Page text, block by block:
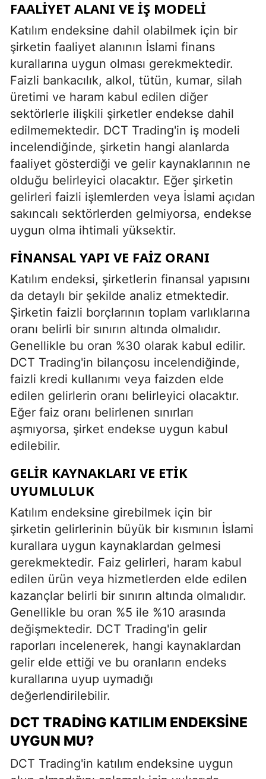
FAALIYET ALANI VE İŞ MODELI
Katılım endeksine dahil olabilmek için bir
şirketin faaliyet alanının İslami finans
kurallarına uygun olması gerekmektedir.
Faizli bankacılık, alkol, tütün, kumar, silah
üretimi ve haram kabul edilen diğer
sektörlerle ilişkili şirketler endekse dahil
edilmemektedir. DCT Trading'in iş modeli
incelendiğinde, şirketin hangi alanlarda
faaliyet gösterdiği ve gelir kaynaklarının ne
olduğu belirleyici olacaktır. Eğer şirketin
gelirleri faizli işlemlerden veya İslami açıdan
sakıncalı sektörlerden gelmiyorsa, endekse
uygun olma ihtimali yüksektir.
FINANSAL YAPI VE FAIZ ORANI
Katılım endeksi, şirketlerin finansal yapısını
da detaylı bir şekilde analiz etmektedir.
Şirketin faizli borçlarının toplam varlıklarına
oranı belirli bir sınırın altında olmalıdır.
Genellikle bu oran %30 olarak kabul edilir.
DCT Trading'in bilançosu incelendiğinde,
faizli kredi kullanımı veya faizden elde
edilen gelirlerin oranı belirleyici olacaktır.
Eğer faiz oranı belirlenen sınırları
aşmıyorsa, şirket endekse uygun kabul
edilebilir.
GELIR KAYNAKLARI VE ETIK
UYUMLULUK
Katılım endeksine girebilmek için bir
şirketin gelirlerinin büyük bir kısmının İslami
kurallara uygun kaynaklardan gelmesi
gerekmektedir. Faiz gelirleri, haram kabul
edilen ürün veya hizmetlerden elde edilen
kazançlar belirli bir sınırın altında olmalıdır.
Genellikle bu oran %5 ile %10 arasında
değişmektedir. DCT Trading'in gelir
raporları incelenerek, hangi kaynaklardan
gelir elde ettiği ve bu oranların endeks
kurallarına uyup uymadığı
değerlendirilebilir.
DCT TRADING KATILIM ENDEKSINE
UYGUN MU?
DCT Trading'in katılım endeksine uygun